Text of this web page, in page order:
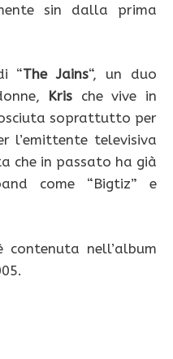
sin dalla prima
“The Jains“, un duo
Kris che vive in
soprattutto per
l’emittente televisiva
che in passato ha già
come “Bigtiz” e
contenuta nell’album